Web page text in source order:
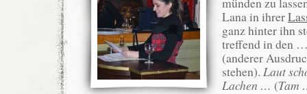
Lana in ihrer
ganz hinter ihn
treffend in den
(anderer
stehen). Laut
Lachen … (Tam